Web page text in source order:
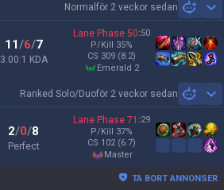
Normal för 2 veckor sedan
11/6/7
3.00:1 KDA
Lane Phase 50:50
P/Kill 35%
CS 309 (8.2)
emerald 2
Ranked Solo/Duoför 2 veckor sedan
2/0/8
Perfect
Lane Phase 71 :29
P/Kill 37%
CS 102 (6.7)
master
TA BORT ANNONSER